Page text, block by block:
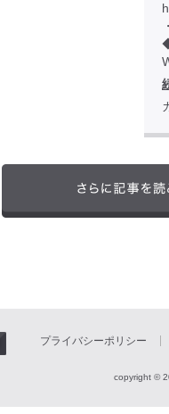
プライバシーポリシー
copyright ©